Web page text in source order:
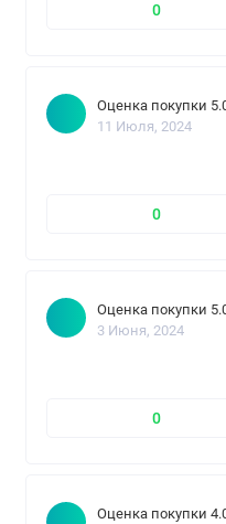
0
Оценка покупки
11 Июля, 2024
0
Оценка покупки
3 Июня, 2024
0
Оценка покупки